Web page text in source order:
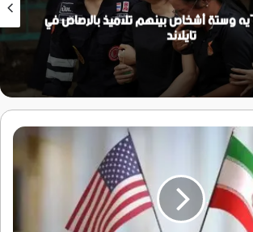
وستة أشخاص بينهم تلاميذ بالرصاص في
تايلاند